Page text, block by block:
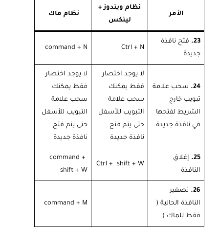
الأمر
نظام ويندوز +
لينكس
نظام ماك
23.
فتح نافذة
جديدة
Ctrl + N
command + N
24.
سحب علامة
تبويب خارج
الشريط لفتحها
في نافذة جديدة.
لا يوجد اختصار
فقط يمكنك
سحب علامة
التبويب للأسفل
حتى يتم فتح
نافذة جديدة
لا يوجد اختصار
فقط يمكنك
سحب علامة
التبويب للأسفل
حتى يتم فتح
نافذة جديدة
25.
إغلاق
النافذة
Ctrl + shift + W
command +
shift + W
26.
تصغير
النافذة الحالية (
فقط للماك )
command + M